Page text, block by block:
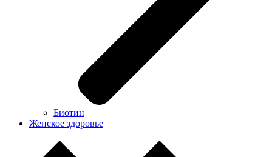
Биотин
Женское здоровье